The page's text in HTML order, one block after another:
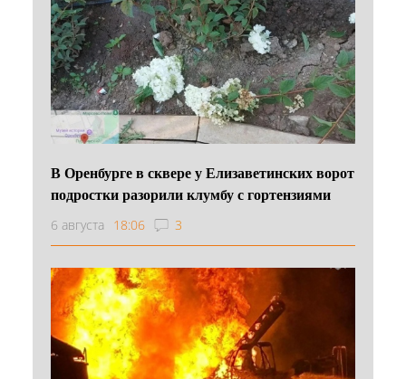
В Оренбурге в сквере у Елизаветинских ворот
подростки разорили клумбу с гортензиями
6 августа 18:06 3